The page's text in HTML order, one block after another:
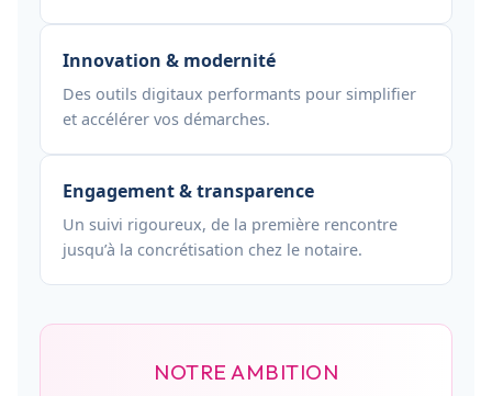
Innovation & modernité
Des outils digitaux performants pour simplifier
et accélérer vos démarches.
Engagement & transparence
Un suivi rigoureux, de la première rencontre
jusqu’à la concrétisation chez le notaire.
NOTRE AMBITION